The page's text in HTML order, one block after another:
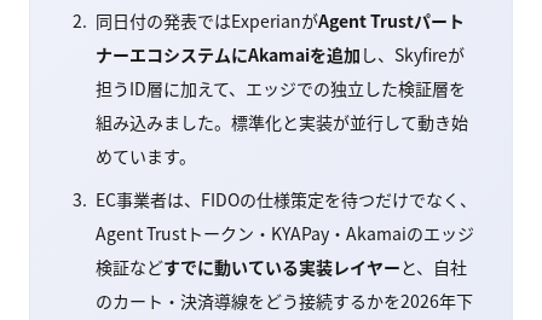
同日付の発表ではExperianがAgent Trustパート
ナーエコシステムにAkamaiを追加 し、Skyfireが
担うID層に加えて、エッジでの独立した検証層を
組み込みました。標準化と実装が並行して動き始
めています。
EC事業者は、FIDOの仕様策定を待つだけでなく、
Agent Trustトークン・KYAPay・Akamaiのエッジ
検証などすでに動いている実装レイヤー と、自社
のカート・決済導線をどう接続するかを2026年下